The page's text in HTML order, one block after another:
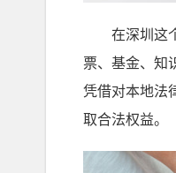
在深圳这个
票、基金、知
凭借对本地法
取合法权益。